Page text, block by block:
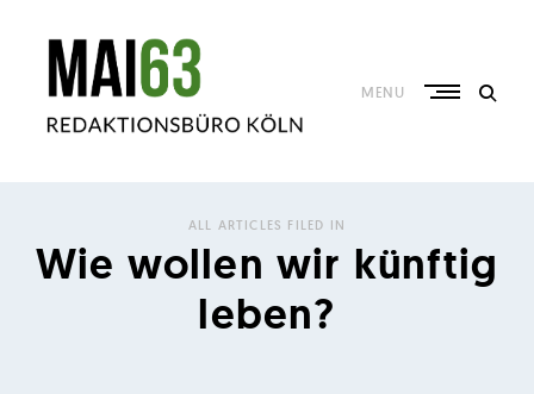
d
a
MENU
ALL ARTICLES FILED IN
Wie wollen wir künftig
leben?